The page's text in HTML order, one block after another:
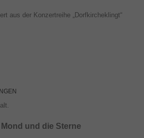
aus der Konzertreihe „Dorfkircheklingt“
und die Sterne